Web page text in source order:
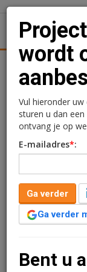
Uitgelicht
Dit besluit
Waterstaat en
Amsterdam
plaats van één
nu dat het
wordt
Vul hieronder
sturen u dan
ontvang je op
E-mailadres*:
Ga verder
Ga verder
Bent u